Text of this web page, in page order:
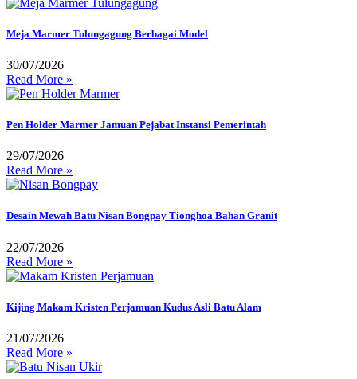
Meja Marmer Tulungagung Berbagai Model
30/07/2026
Read More »
Pen Holder Marmer Jamuan Pejabat Instansi Pemerintah
29/07/2026
Read More »
Desain Mewah Batu Nisan Bongpay Tionghoa Bahan Granit
22/07/2026
Read More »
Kijing Makam Kristen Perjamuan Kudus Asli Batu Alam
21/07/2026
Read More »